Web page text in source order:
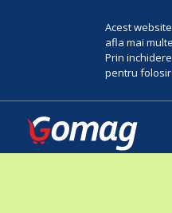
Acest
afla mai
Prin
pentru